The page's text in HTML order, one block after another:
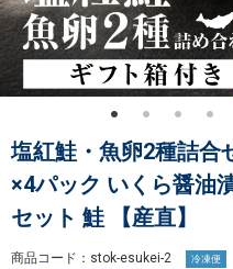
塩紅鮭・魚卵2種詰合
×4パック いくら醤油
セット 鮭 【産直】
商品コード：stok-esukei-2 冷凍便